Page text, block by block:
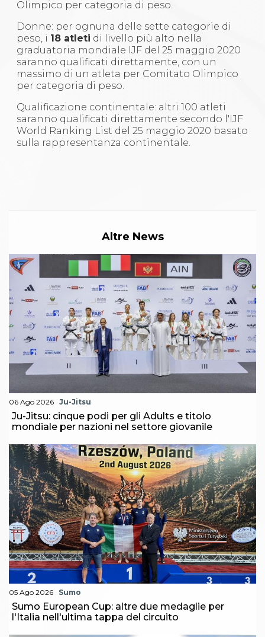
Olimpico per categoria di peso.
Donne: per ognuna delle sette categorie di
peso, i 18 atleti di livello più alto nella
graduatoria mondiale IJF del 25 maggio 2020
saranno qualificati direttamente, con un
massimo di un atleta per Comitato Olimpico
per categoria di peso.
Qualificazione continentale: altri 100 atleti
saranno qualificati direttamente secondo l'IJF
World Ranking List del 25 maggio 2020 basato
sulla rappresentanza continentale.
Altre News
06 Ago 2026 Ju-Jitsu
Ju-Jitsu: cinque podi per gli Adults e titolo
mondiale per nazioni nel settore giovanile
05 Ago 2026 Sumo
Sumo European Cup: altre due medaglie per
l'Italia nell'ultima tappa del circuito